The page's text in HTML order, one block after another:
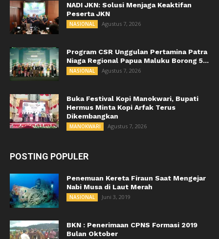
NADI JKN: Solusi Menjaga Keaktifan
Peserta JKN
NASIONAL Agustus 7, 2026
Program CSR Unggulan Pertamina Patra
Niaga Regional Papua Maluku Borong 5...
NASIONAL Agustus 7, 2026
Buka Festival Kopi Manokwari, Bupati
Hermus Minta Kopi Arfak Terus
Dikembangkan
MANOKWARI Agustus 7, 2026
POSTING POPULER
Penemuan Kereta Firaun Saat Mengejar
Nabi Musa di Laut Merah
NASIONAL Juni 3, 2019
BKN : Penerimaan CPNS Formasi 2019
Bulan Oktober